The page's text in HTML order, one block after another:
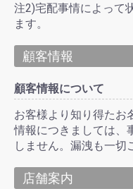
注2)宅配事情によって
ます。
顧客情報
顧客情報について
お客様より知り得たお
情報につきましては、
しません。漏洩も一切
店舗案内